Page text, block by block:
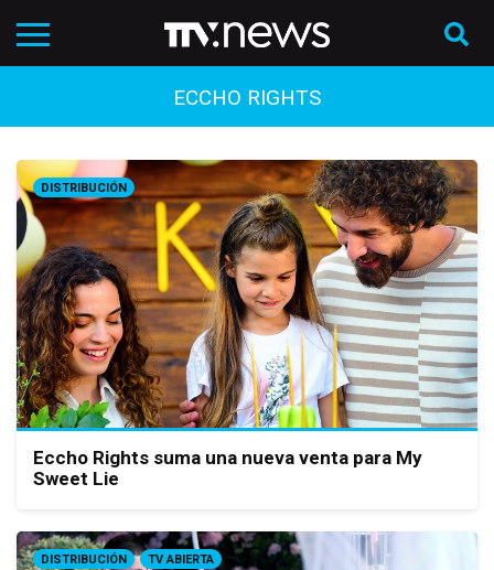
ECCHO RIGHTS
DISTRIBUCIÓN
Eccho Rights suma una nueva venta para My
Sweet Lie
DISTRIBUCIÓN TV ABIERTA